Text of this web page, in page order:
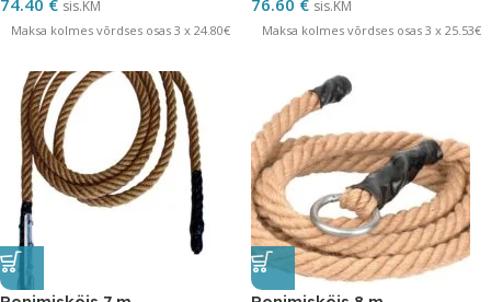
74.40 € sis.KM
Maksa kolmes võrdses osas 3 x 24.80€
76.60 € sis.KM
Maksa kolmes võrdses osas 3 x 25.53€